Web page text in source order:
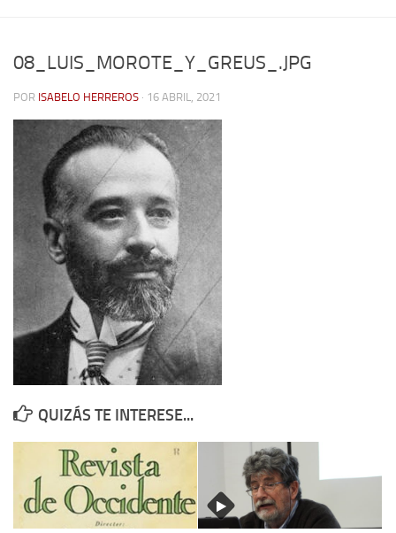
Quienes somos
Actividades
Colabora
Contacto
Memoria Histórica
Investigación previa de la represión en Talavera de la Reina (1937-
1947).
Informe Represión en Toledo 1936-1947 | Buscador
Informe de la fosa de abril de 1939 de Tembleque
Enciclopedia Republicana
Militantes históricos IR
Izquierda Republicana. Agrupaciones y Militantes (1934-1939)
Izquierda Republicana. Navarra
Izquierda Republicana. Galicia
Textos esenciales del republicanismo
08_LUIS_MOROTE_Y_GREUS_.JPG
POR ISABELO HERREROS · 16 ABRIL, 2021
QUIZÁS TE INTERESE...